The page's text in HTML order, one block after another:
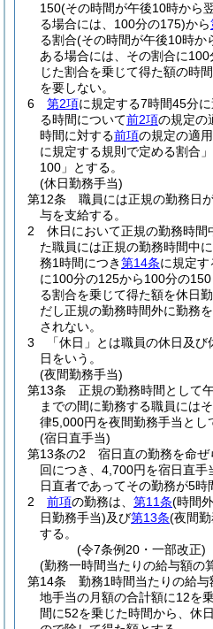
150(その時間が午後10時から
る場合には、100分の175)から
る割合(その時間が午後10時か
ある場合には、その割合に
じた割合を乗じて得た額の時
を要しない。
6
第2項に規定する7時間45分
る時間について前2項の規定の
時間に対する前項の規定の適
に規定する規則で定める割合
100」とする。
(休日勤務手当)
第12条
職員には正規の勤務日
与を支給する。
2
休日において正規の勤務時
た職員には正規の勤務時間中
務1時間につき第14条に規定
に100分の125から100分の
る割合を乗じて得た額を休日
だし正規の勤務時間外に勤務
されない。
3
「休日」とは職員の休日及
日をいう。
(夜間勤務手当)
第13条
正規の勤務時間として
までの間に勤務する職員には
律5,000円を夜間勤務手当とし
(宿日直手当)
第13条の2
宿日直の勤務を命
回につき、4,700円を宿日直手
日直者であってその勤務が5時
2
前項の勤務は、 第11条(時間
日勤務手当)及び第13条(夜間
する。
(令7条例20・一部改正)
(勤務一時間当たりの給与額の
第14条
勤務1時間当たりの給
地手当の月額の合計額に12を
間に52を乗じた時間から、休